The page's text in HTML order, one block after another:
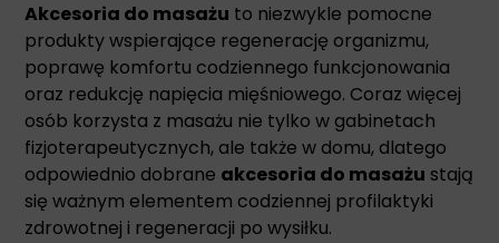
Akcesoria do masażu to niezwykle pomocne
produkty wspierające regenerację organizmu,
poprawę komfortu codziennego funkcjonowania
oraz redukcję napięcia mięśniowego. Coraz więcej
osób korzysta z masażu nie tylko w gabinetach
fizjoterapeutycznych, ale także w domu, dlatego
odpowiednio dobrane akcesoria do masażu stają
się ważnym elementem codziennej profilaktyki
zdrowotnej i regeneracji po wysiłku.